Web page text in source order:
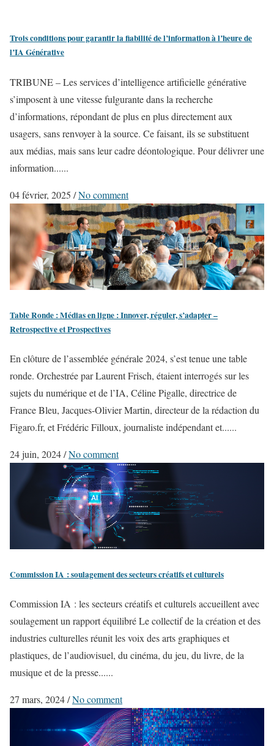
Trois conditions pour garantir la fiabilité de l’information à l’heure de
l’IA Générative
TRIBUNE – Les services d’intelligence artificielle générative
s’imposent à une vitesse fulgurante dans la recherche
d’informations, répondant de plus en plus directement aux
usagers, sans renvoyer à la source. Ce faisant, ils se substituent
aux médias, mais sans leur cadre déontologique. Pour délivrer une
information......
04 février, 2025 /No comment
Table Ronde : Médias en ligne : Innover, réguler, s’adapter –
Retrospective et Prospectives
En clôture de l’assemblée générale 2024, s’est tenue une table
ronde. Orchestrée par Laurent Frisch, étaient interrogés sur les
sujets du numérique et de l’IA, Céline Pigalle, directrice de
France Bleu, Jacques-Olivier Martin, directeur de la rédaction du
Figaro.fr, et Frédéric Filloux, journaliste indépendant et......
24 juin, 2024/No comment
Commission IA : soulagement des secteurs créatifs et culturels
Commission IA : les secteurs créatifs et culturels accueillent avec
soulagement un rapport équilibré Le collectif de la création et des
industries culturelles réunit les voix des arts graphiques et
plastiques, de l’audiovisuel, du cinéma, du jeu, du livre, de la
musique et de la presse......
27 mars, 2024/No comment